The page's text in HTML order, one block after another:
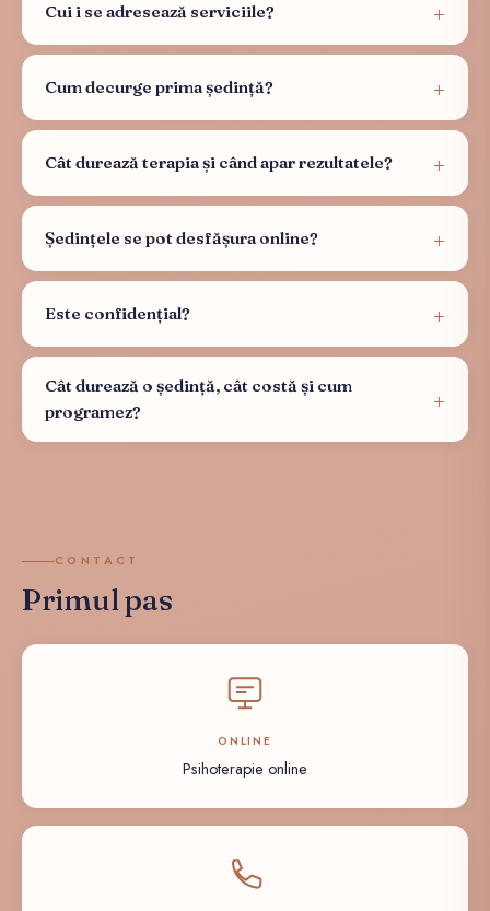
Cui i se adresează serviciile?
Cum decurge prima ședință?
Cât durează terapia și când apar rezultatele?
Ședințele se pot desfășura online?
Este confidențial?
Cât durează o ședință, cât costă și cum
programez?
CONTACT
Primul pas
ONLINE
Psihoterapie online